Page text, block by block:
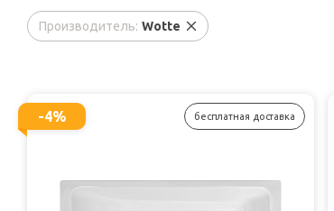
Производитель: Wotte
-4% бесплатная доставка